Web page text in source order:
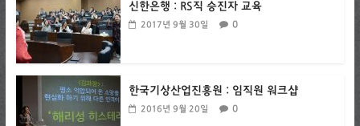
신한은행 : RS직 승진자 교육
2017년 9월 30일 0
한국기상산업진흥원 : 임직원 워크샵
2016년 9월 20일 0